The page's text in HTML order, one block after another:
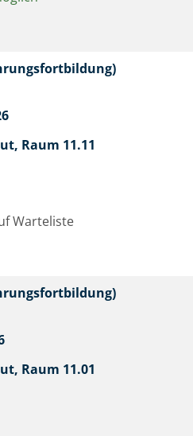
Raum 11.11
Warteliste
Raum 11.01